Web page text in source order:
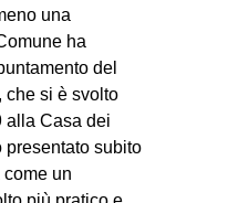
una
ha
del
che si è svolto
alla Casa dei
presentato subito
un